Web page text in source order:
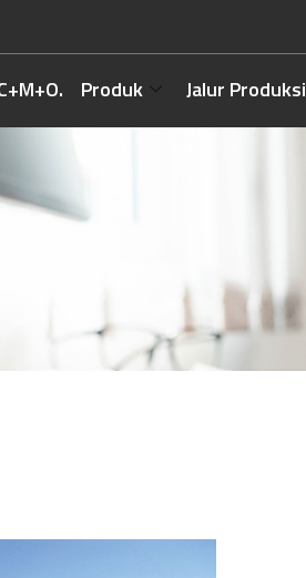
Produk Jalur Produksi